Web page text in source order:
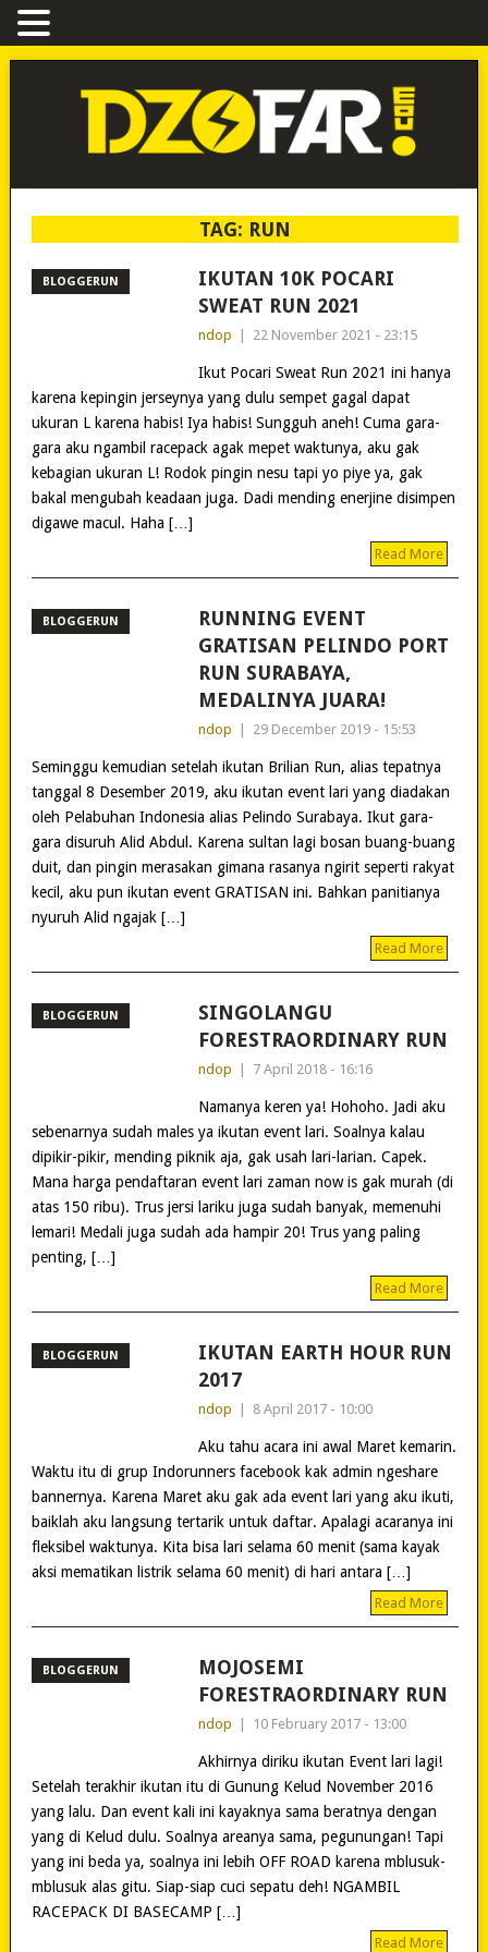
TAG: RUN
BLOGGERUN
IKUTAN 10K POCARI
SWEAT RUN 2021
ndop 22 November 2021 - 23:15
Ikut Pocari Sweat Run 2021 ini hanya
karena kepingin jerseynya yang dulu sempet gagal dapat
ukuran L karena habis! Iya habis! Sungguh aneh! Cuma gara-
gara aku ngambil racepack agak mepet waktunya, aku gak
kebagian ukuran L! Rodok pingin nesu tapi yo piye ya, gak
bakal mengubah keadaan juga. Dadi mending enerjine disimpen
digawe macul. Haha […]
Read More
BLOGGERUN
RUNNING EVENT
GRATISAN PELINDO PORT
RUN SURABAYA,
MEDALINYA JUARA!
ndop 29 December 2019 - 15:53
Seminggu kemudian setelah ikutan Brilian Run, alias tepatnya
tanggal 8 Desember 2019, aku ikutan event lari yang diadakan
oleh Pelabuhan Indonesia alias Pelindo Surabaya. Ikut gara-
gara disuruh Alid Abdul. Karena sultan lagi bosan buang-buang
duit, dan pingin merasakan gimana rasanya ngirit seperti rakyat
kecil, aku pun ikutan event GRATISAN ini. Bahkan panitianya
nyuruh Alid ngajak […]
Read More
BLOGGERUN
SINGOLANGU
FORESTRAORDINARY RUN
ndop 7 April 2018 - 16:16
Namanya keren ya! Hohoho. Jadi aku
sebenarnya sudah males ya ikutan event lari. Soalnya kalau
dipikir-pikir, mending piknik aja, gak usah lari-larian. Capek.
Mana harga pendaftaran event lari zaman now is gak murah (di
atas 150 ribu). Trus jersi lariku juga sudah banyak, memenuhi
lemari! Medali juga sudah ada hampir 20! Trus yang paling
penting, […]
Read More
BLOGGERUN
IKUTAN EARTH HOUR RUN
2017
ndop 8 April 2017 - 10:00
Aku tahu acara ini awal Maret kemarin.
Waktu itu di grup Indorunners facebook kak admin ngeshare
bannernya. Karena Maret aku gak ada event lari yang aku ikuti,
baiklah aku langsung tertarik untuk daftar. Apalagi acaranya ini
fleksibel waktunya. Kita bisa lari selama 60 menit (sama kayak
aksi mematikan listrik selama 60 menit) di hari antara […]
Read More
BLOGGERUN
MOJOSEMI
FORESTRAORDINARY RUN
ndop 10 February 2017 - 13:00
Akhirnya diriku ikutan Event lari lagi!
Setelah terakhir ikutan itu di Gunung Kelud November 2016
yang lalu. Dan event kali ini kayaknya sama beratnya dengan
yang di Kelud dulu. Soalnya areanya sama, pegunungan! Tapi
yang ini beda ya, soalnya ini lebih OFF ROAD karena mblusuk-
mblusuk alas gitu. Siap-siap cuci sepatu deh! NGAMBIL
RACEPACK DI BASECAMP […]
Read More